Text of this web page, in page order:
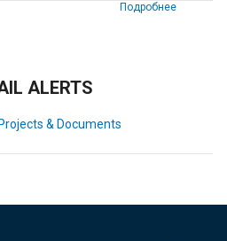
Подробнее
ALERTS
& Documents